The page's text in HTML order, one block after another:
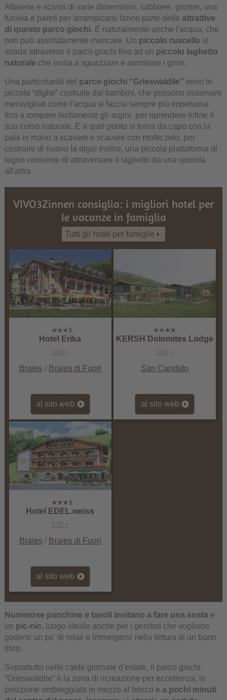
Altalene e scivoli di varie dimensioni, sabbiere, giostre, una
funivia e pareti per arrampicarsi fanno parte delle attrattive
di questo parco giochi. E naturalmente anche l'acqua, che
non può assolutamente mancare. Un piccolo ruscello si
snoda attraverso il parco giochi fino ad un piccolo laghetto
naturale che invita a sguazzare e ammirare i girini.
Una particolarità del parco giochi “Grieswaldile” sono le
piccole “dighe” costruite dai bambini, che possono osservare
meravigliati come l'acqua si faccia sempre più impetuosa
fino a rompere lentamente gli argini, per riprendere infine il
suo corso naturale. E a quel punto si torna da capo con la
pala in mano a scavare e scavare con molto zelo, per
costruire di nuovo la diga! Inoltre, una piccola piattaforma di
legno consente di attraversare il laghetto da una sponda
all'altra.
VIVO3Zinnen consiglia: i migliori hotel per
le vacanze in famiglia
Tutti gli hotel per famiglie
Hotel Erika
CIN +
Braies/ Braies di Fuori
al sito web
KERSH Dolomites Lodge
CIN +
San Candido
al sito web
Hotel EDEL.weiss
CIN +
Braies/ Braies di Fuori
al sito web
Numerose panchine e tavoli invitano a fare una sosta e
un pic-nic, luogo ideale anche per i genitori che vogliono
godersi un po' di relax o immergersi nella lettura di un buon
libro.
Soprattutto nelle calde giornate d'estate, il parco giochi
“Grieswaldile” è la zona di ricreazione per eccellenza, in
posizione ombreggiata in mezzo al bosco e a pochi minuti